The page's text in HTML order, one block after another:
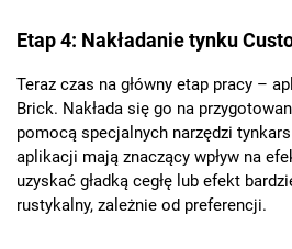
Etap 4: Nakładanie tynku
Teraz czas na główny etap pracy –
Brick. Nakłada się go na
pomocą specjalnych narzędzi
aplikacji mają znaczący wpływ na
uzyskać gładką cegłę lub efekt
rustykalny, zależnie od preferencji.